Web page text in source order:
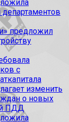
предложил
с
изменить
о новых
ПДД